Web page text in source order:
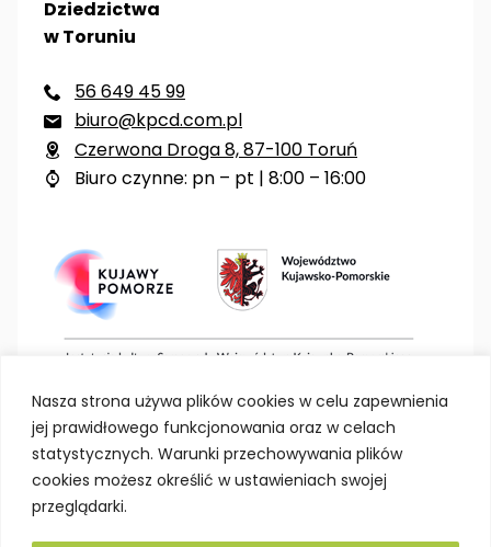
Nasza strona używa plików cookies w celu zapewnienia
jej prawidłowego funkcjonowania oraz w celach
statystycznych. Warunki przechowywania plików
cookies możesz określić w ustawieniach swojej
przeglądarki.
Dziedzictwa
w Toruniu
 56 649 45 99
 biuro@kpcd.com.pl
 Czerwona Droga 8, 87-100 Toruń
 Biuro czynne: pn – pt | 8:00 – 16:00